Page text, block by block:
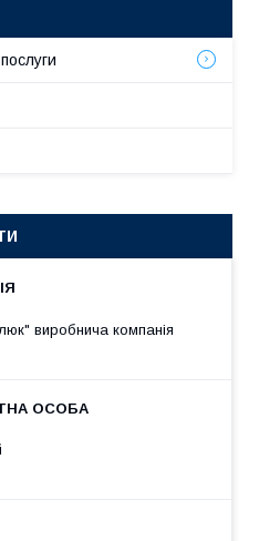
виробнича компанія